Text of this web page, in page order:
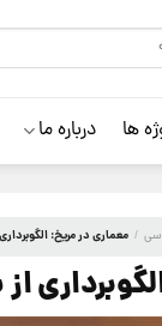
ها درباره ما
/ معماری در مریخ: